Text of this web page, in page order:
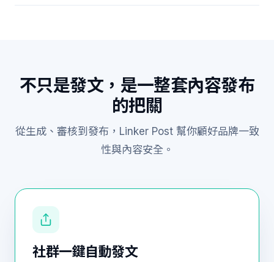
不只是發文，是一整套內容發布
的把關
從生成、審核到發布，Linker Post 幫你顧好品牌一致
性與內容安全。
社群一鍵自動發文